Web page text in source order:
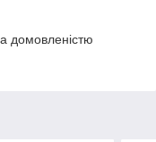
домовленістю